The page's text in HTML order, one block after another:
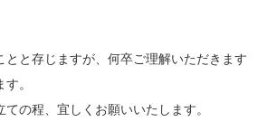
とと存じますが、何卒ご理解いただきます
。
の程、宜しくお願いいたします。